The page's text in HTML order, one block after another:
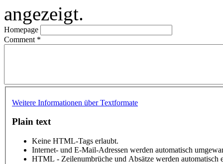
angezeigt.
Homepage
Comment *
Weitere Informationen über Textformate
Plain text
Keine HTML-Tags erlaubt.
Internet- und E-Mail-Adressen werden automatisch
HTML - Zeilenumbrüche und Absätze werden automatisch